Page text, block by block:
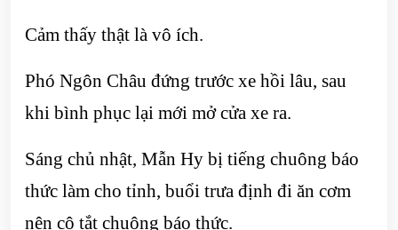
Cảm thấy thật là vô ích.
Phó Ngôn Châu đứng trước xe hồi lâu, sau
khi bình phục lại mới mở cửa xe ra.
Sáng chủ nhật, Mẫn Hy bị tiếng chuông báo
thức làm cho tỉnh, buổi trưa định đi ăn cơm
nên cô tắt chuông báo thức.